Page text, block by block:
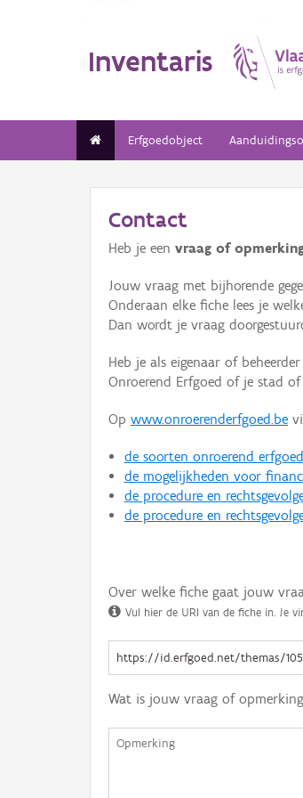
Inventaris
Erfgoedobject
Contact
Heb je een vraag of
Jouw vraag met bijhorende
Onderaan elke fiche lees je
Dan wordt je vraag
Heb je als eigenaar of beheerder
Onroerend Erfgoed of je stad of
Op www.onroerenderfgoed.be
de soorten onroerend erfgoed
de mogelijkheden voor
de procedure en
de procedure en
Over welke fiche gaat jouw
Vul hier de URI van de fiche in. Je
Wat is jouw vraag of